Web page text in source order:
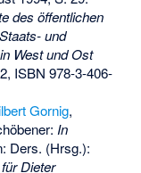
des öffentlichen
Staats- und
West und Ost
ISBN 978-3-406-
Gornig,
In
Ders. (Hrsg.):
Dieter